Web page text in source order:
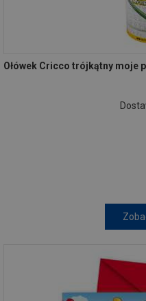
Ołówek Cricco trójkątny moje